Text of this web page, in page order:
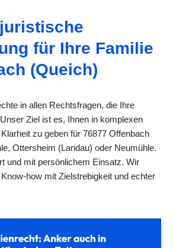
für Ihre Familie
(Queich)
in allen Rechtsfragen, die Ihre
Ziel ist es, Ihnen in komplexen
zu geben für 76877 Offenbach
Ottersheim (Landau) oder Neumühle.
und mit persönlichem Einsatz. Wir
how mit Zielstrebigkeit und echter